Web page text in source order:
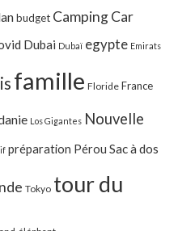
budget Camping Car
Dubai Dubaï egypte Emirats
famille Floride France
Los Gigantes Nouvelle
préparation Pérou Sac à dos
Tokyo tour du